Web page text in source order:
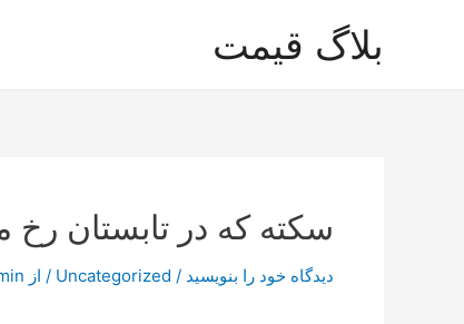
بلاگ قیمت
سکته که در تابستان رخ
دیدگاه‌ خود را بنویسید /
Uncategorized / از